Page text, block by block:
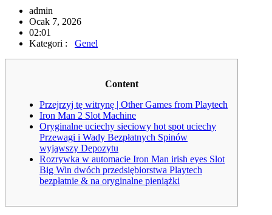
admin
Ocak 7, 2026
02:01
Kategori :
Genel
Content
Przejrzyj tę witrynę | Other Games from Playtech
Iron Man 2 Slot Machine
Oryginalne uciechy sieciowy hot spot uciechy
Przewagi i Wady Bezpłatnych Spinów
wyjąwszy Depozytu
Rozrywka w automacie Iron Man irish eyes Slot
Big Win dwóch przedsiębiorstwa Playtech
bezpłatnie & na oryginalne pieniążki